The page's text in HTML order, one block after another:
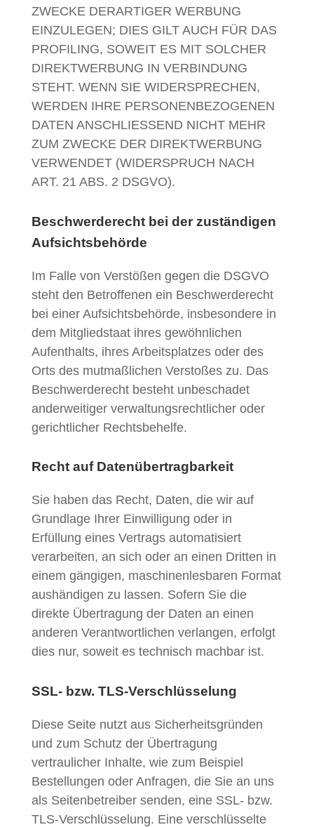
ZWECKE DERARTIGER WERBUNG
EINZULEGEN; DIES GILT AUCH FÜR DAS
PROFILING, SOWEIT ES MIT SOLCHER
DIREKTWERBUNG IN VERBINDUNG
STEHT. WENN SIE WIDERSPRECHEN,
WERDEN IHRE PERSONENBEZOGENEN
DATEN ANSCHLIESSEND NICHT MEHR
ZUM ZWECKE DER DIREKTWERBUNG
VERWENDET (WIDERSPRUCH NACH
ART. 21 ABS. 2 DSGVO).
Beschwerderecht bei der zuständigen
Aufsichtsbehörde
Im Falle von Verstößen gegen die DSGVO
steht den Betroffenen ein Beschwerderecht
bei einer Aufsichtsbehörde, insbesondere in
dem Mitgliedstaat ihres gewöhnlichen
Aufenthalts, ihres Arbeitsplatzes oder des
Orts des mutmaßlichen Verstoßes zu. Das
Beschwerderecht besteht unbeschadet
anderweitiger verwaltungsrechtlicher oder
gerichtlicher Rechtsbehelfe.
Recht auf Datenübertragbarkeit
Sie haben das Recht, Daten, die wir auf
Grundlage Ihrer Einwilligung oder in
Erfüllung eines Vertrags automatisiert
verarbeiten, an sich oder an einen Dritten in
einem gängigen, maschinenlesbaren Format
aushändigen zu lassen. Sofern Sie die
direkte Übertragung der Daten an einen
anderen Verantwortlichen verlangen, erfolgt
dies nur, soweit es technisch machbar ist.
SSL- bzw. TLS-Verschlüsselung
Diese Seite nutzt aus Sicherheitsgründen
und zum Schutz der Übertragung
vertraulicher Inhalte, wie zum Beispiel
Bestellungen oder Anfragen, die Sie an uns
als Seitenbetreiber senden, eine SSL- bzw.
TLS-Verschlüsselung. Eine verschlüsselte